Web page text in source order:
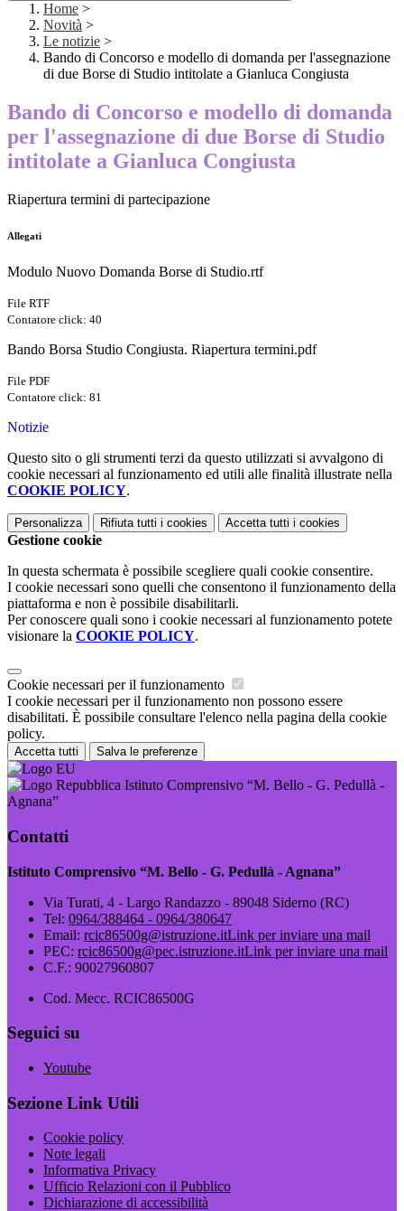
Home >
Novità >
Le notizie >
Bando di Concorso e modello di domanda per l'assegnazione
di due Borse di Studio intitolate a Gianluca Congiusta
Bando di Concorso e modello di domanda
per l'assegnazione di due Borse di Studio
intitolate a Gianluca Congiusta
Riapertura termini di partecipazione
Allegati
Modulo Nuovo Domanda Borse di Studio.rtf
File RTF
Contatore click: 40
Bando Borsa Studio Congiusta. Riapertura termini.pdf
File PDF
Contatore click: 81
Notizie
Questo sito o gli strumenti terzi da questo utilizzati si avvalgono di
cookie necessari al funzionamento ed utili alle finalità illustrate nella
COOKIE POLICY.
Personalizza Rifiuta tutti i cookies Accetta tutti i cookies
Gestione cookie
In questa schermata è possibile scegliere quali cookie consentire.
I cookie necessari sono quelli che consentono il funzionamento della
piattaforma e non è possibile disabilitarli.
Per conoscere quali sono i cookie necessari al funzionamento potete
visionare la COOKIE POLICY.
Cookie necessari per il funzionamento
I cookie necessari per il funzionamento non possono essere
disabilitati. È possibile consultare l'elenco nella pagina della cookie
policy.
Accetta tutti Salva le preferenze
Istituto Comprensivo “M. Bello - G. Pedullà -
Agnana”
Contatti
Istituto Comprensivo “M. Bello - G. Pedullà - Agnana”
Via Turati, 4 - Largo Randazzo - 89048 Siderno (RC)
Tel: 0964/388464 - 0964/380647
Email: rcic86500g@istruzione.itLink per inviare una mail
PEC: rcic86500g@pec.istruzione.itLink per inviare una mail
C.F.: 90027960807
Cod. Mecc. RCIC86500G
Seguici su
Youtube
Sezione Link Utili
Cookie policy
Note legali
Informativa Privacy
Ufficio Relazioni con il Pubblico
Dichiarazione di accessibilità